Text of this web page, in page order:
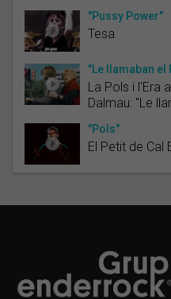
"Pussy Power"
Tesa
"Le llamaban el
La Pols i l'Era
Dalmau: "Le
"Pols"
El Petit de Cal